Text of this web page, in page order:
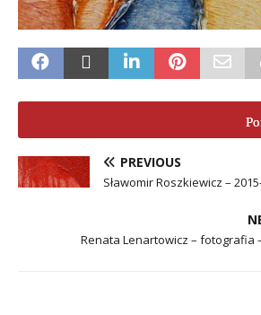
PREVIOUS
Sławomir Roszkiewicz –
Renata Lenartowicz – fotografia